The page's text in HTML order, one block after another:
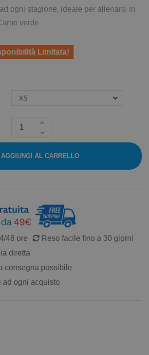
ogni stagione, ideale per allenarsi in
verde
Limitata!
AGGIUNGI AL CARRELLO
48 ore
Reso facile fino a 30 giorni
diretta
consegna possibile
ogni acquisto